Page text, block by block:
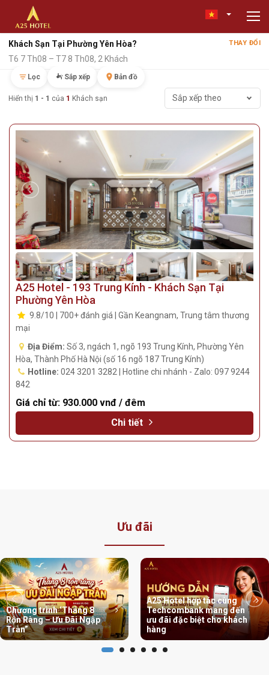
Khách Sạn Tại Phường Yên Hòa? THAY ĐỔI
T6 7 Th08 – T7 8 Th08, 2 Khách
Lọc Sắp xếp Bản đồ
Hiển thị 1 - 1 của 1 Khách sạn Sắp xếp theo
A25 Hotel - 193 Trung Kính - Khách Sạn Tại
Phường Yên Hòa
9.8/10 | 700+ đánh giá | Gần Keangnam, Trung tâm thương
mại
Địa Điểm: Số 3, ngách 1, ngõ 193 Trung Kính, Phường Yên
Hòa, Thành Phố Hà Nội (số 16 ngõ 187 Trung Kính)
Hotline: 024 3201 3282 | Hotline chi nhánh - Zalo: 097 9244
842
Giá chỉ từ: 930.000 vnđ / đêm
Chi tiết
Ưu đãi
Chương trình ‘Tháng 8
Rộn Ràng – Ưu Đãi Ngập
Tràn”
A25 Hotel hợp tác cùng
Techcombank mang đến
ưu đãi đặc biệt cho khách
hàng